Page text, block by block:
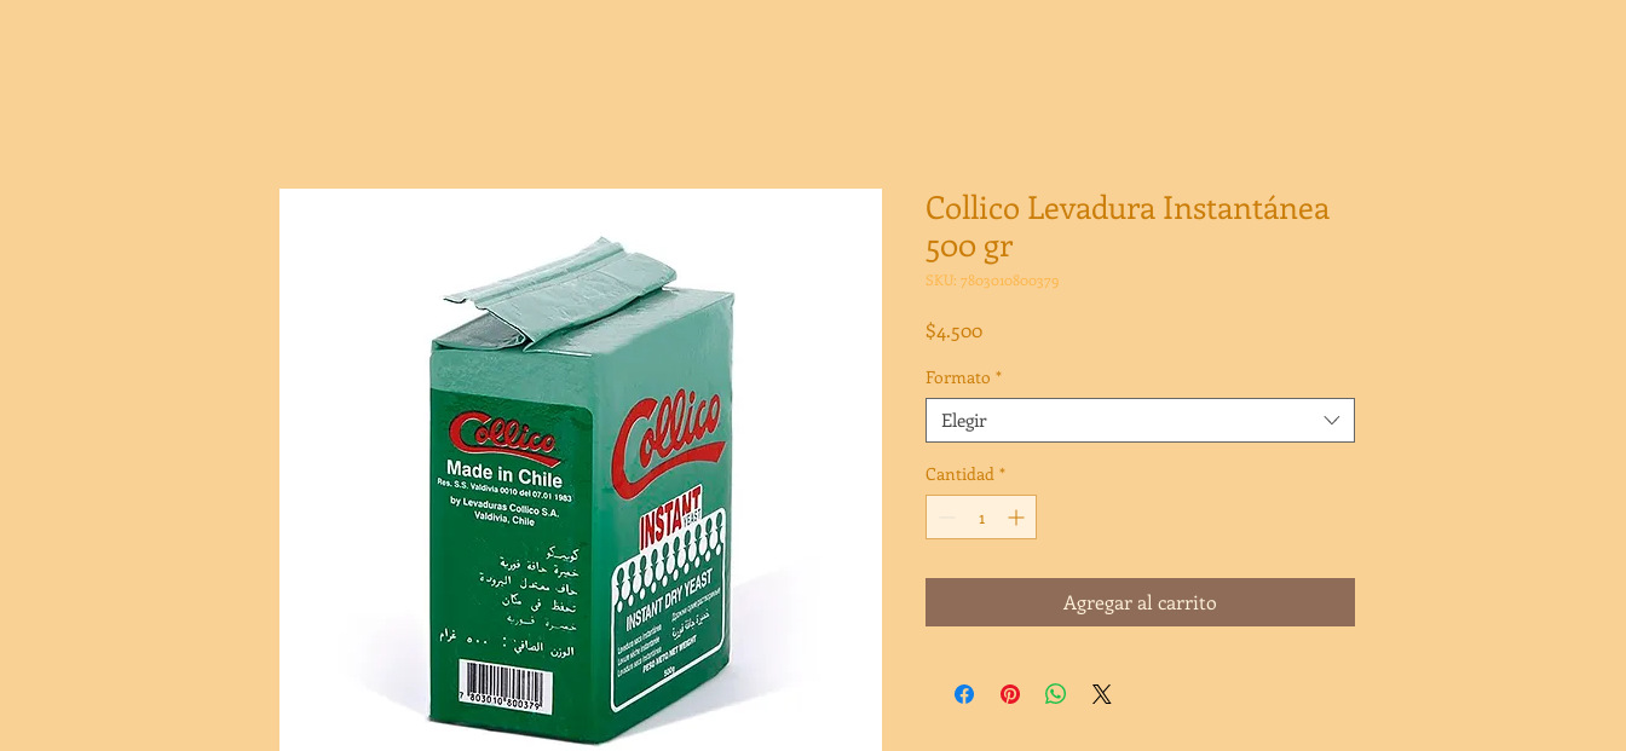
Collico Levadura Instantánea
500 gr
SKU: 7803010800379
$4.500Precio
Formato *
Elegir
Cantidad *
Agregar al carrito